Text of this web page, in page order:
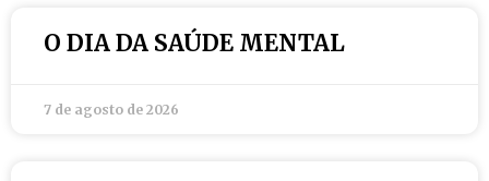
O DIA DA SAÚDE MENTAL
7 de agosto de 2026